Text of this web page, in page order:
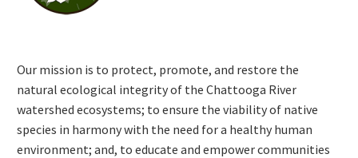
Our mission is to protect, promote, and restore the
natural ecological integrity of the Chattooga River
watershed ecosystems; to ensure the viability of native
species in harmony with the need for a healthy human
environment; and, to educate and empower communities